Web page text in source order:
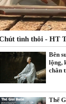
tình thôi - HT
Bên
lộng,
chân
Thế